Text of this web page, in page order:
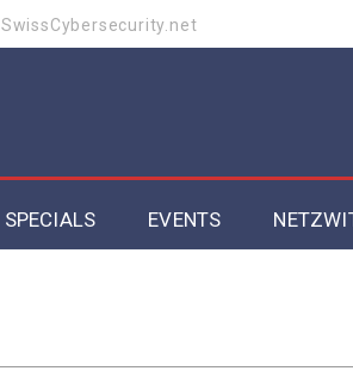
SwissCybersecurity.net
SPECIALS EVENTS